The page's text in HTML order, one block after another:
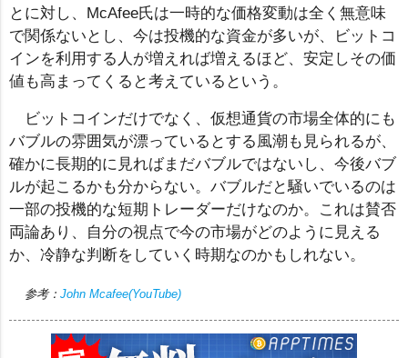
とに対し、McAfee氏は一時的な価格変動は全く無意味
で関係ないとし、今は投機的な資金が多いが、ビットコ
インを利用する人が増えれば増えるほど、安定しその価
値も高まってくると考えているという。
ビットコインだけでなく、仮想通貨の市場全体的にも
バブルの雰囲気が漂っているとする風潮も見られるが、
確かに長期的に見ればまだバブルではないし、今後バブ
ルが起こるかも分からない。バブルだと騒いでいるのは
一部の投機的な短期トレーダーだけなのか。これは賛否
両論あり、自分の視点で今の市場がどのように見える
か、冷静な判断をしていく時期なのかもしれない。
参考： John Mcafee(YouTube)